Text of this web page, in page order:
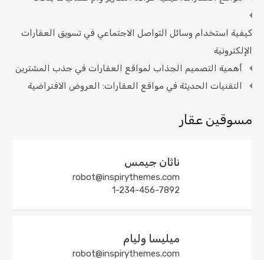
كيفية استخدام وسائل التواصل الاجتماعي في تسويق العقارات
الإلكترونية
أهمية التصميم الجذاب لمواقع العقارات في جذب المشترين
التقنيات الحديثة في مواقع العقارات: العروض الافتراضية
مسوقين عقار
ناثان جيمس
robot@inspirythemes.com
1-234-456-7892
ميليسا وليام
robot@inspirythemes.com